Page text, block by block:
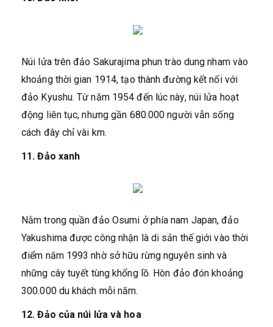
Núi lửa trên đảo Sakurajima phun trào dung nham vào
khoảng thời gian 1914, tạo thành đường kết nối với
đảo Kyushu. Từ năm 1954 đến lúc này, núi lửa hoạt
động liên tục, nhưng gần 680.000 người vẫn sống
cách đây chỉ vài km.
11. Đảo xanh
Nằm trong quần đảo Osumi ở phía nam Japan, đảo
Yakushima được công nhận là di sản thế giới vào thời
điểm năm 1993 nhờ sở hữu rừng nguyên sinh và
những cây tuyết tùng khổng lồ. Hòn đảo đón khoảng
300.000 du khách mỗi năm.
12. Đảo của núi lửa và hoa